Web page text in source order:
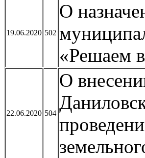
19.06.2020 502
О
«Решаем
22.06.2020 504
О